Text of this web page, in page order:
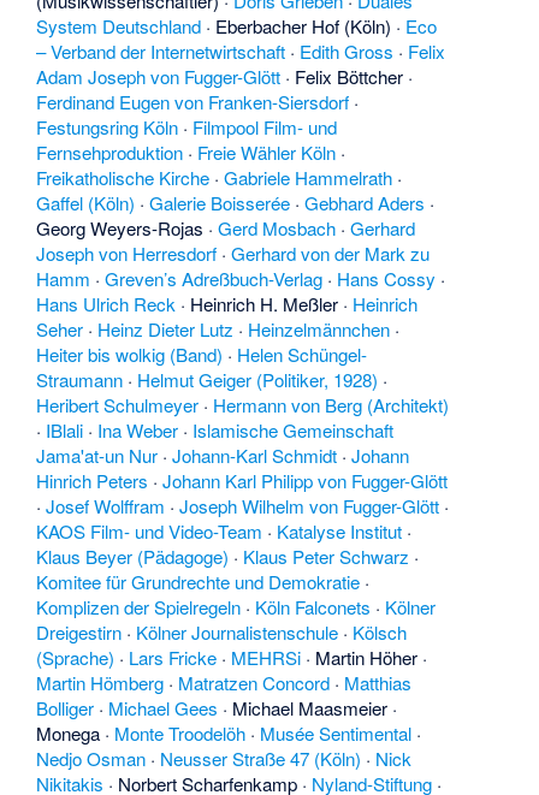
System Deutschland · Eberbacher Hof (Köln) · Eco
– Verband der Internetwirtschaft · Edith Gross · Felix
Adam Joseph von Fugger-Glött · Felix Böttcher ·
Ferdinand Eugen von Franken-Siersdorf ·
Festungsring Köln · Filmpool Film- und
Fernsehproduktion · Freie Wähler Köln ·
Freikatholische Kirche ·Gabriele Hammelrath ·
Gaffel (Köln) ·Galerie Boisserée ·Gebhard Aders ·
Georg Weyers-Rojas ·Gerd Mosbach ·Gerhard
Joseph von Herresdorf ·Gerhard von der Mark zu
Hamm ·Greven’s Adreßbuch-Verlag · Hans Cossy ·
Hans Ulrich Reck · Heinrich H. Meßler · Heinrich
Seher · Heinz Dieter Lutz · Heinzelmännchen ·
Heiter bis wolkig (Band) · Helen Schüngel-
Straumann · Helmut Geiger (Politiker, 1928) ·
Heribert Schulmeyer · Hermann von Berg (Architekt)
· IBlali · Ina Weber · Islamische Gemeinschaft
Jama'at-un Nur ·Johann-Karl Schmidt ·Johann
Hinrich Peters ·Johann Karl Philipp von Fugger-Glött
·Josef Wolffram ·Joseph Wilhelm von Fugger-Glött ·
KAOS Film- und Video-Team · Katalyse Institut ·
Klaus Beyer (Pädagoge) · Klaus Peter Schwarz ·
Komitee für Grundrechte und Demokratie ·
Komplizen der Spielregeln · Köln Falconets · Kölner
Dreigestirn · Kölner Journalistenschule · Kölsch
(Sprache) · Lars Fricke · MEHRSi · Martin Höher ·
Martin Hömberg · Matratzen Concord · Matthias
Bolliger · Michael Gees · Michael Maasmeier ·
Monega · Monte Troodelöh · Musée Sentimental ·
Nedjo Osman · Neusser Straße 47 (Köln) · Nick
Nikitakis · Norbert Scharfenkamp · Nyland-Stiftung ·